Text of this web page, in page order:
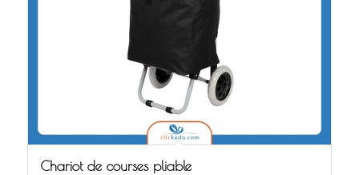
Chariot de courses pliable